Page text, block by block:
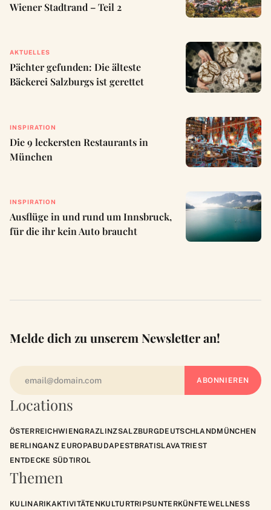
Wiener Stadtrand – Teil 2
AKTUELLES
Pächter gefunden: Die älteste
Bäckerei Salzburgs ist gerettet
INSPIRATION
Die 9 leckersten Restaurants in
München
INSPIRATION
Ausflüge in und rund um Innsbruck,
für die ihr kein Auto braucht
Locations
ÖSTERREICHWIENGRAZLINZSALZBURGDEUTSCHLANDMÜNCHEN
BERLINGANZ EUROPABUDAPESTBRATISLAVATRIEST
ENTDECKE SÜDTIROL
Themen
KULINARIKAKTIVITÄTENKULTURTRIPSUNTERKÜNFTEWELLNESS
Melde dich zu unserem Newsletter an!